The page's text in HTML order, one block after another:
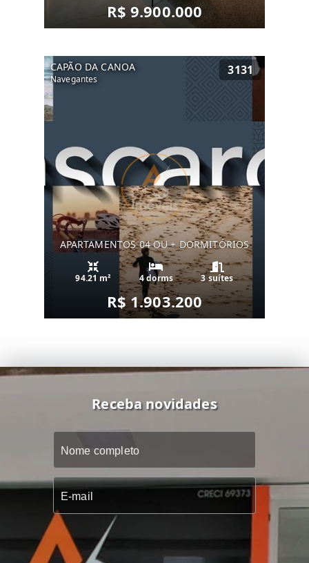
R$ 9.900.000
CAPÃO DA CANOA
Navegantes
3131
APARTAMENTOS 04 OU + DORMITÓRIOS
94.21 m² 4 dorms 3 suítes
R$ 1.903.200
Receba novidades